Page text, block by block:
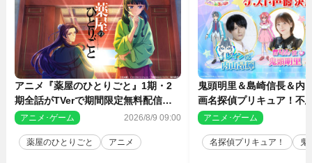
アニメ『薬屋のひとりごと』1期・2
期全話がTVerで期間限定無料配信決
定アニメ･ゲーム 2026/8/9 09:00
薬屋のひとりごと アニメ
鬼頭明里＆島崎信長＆内
画名探偵プリキュア！不
人の秘密』ゲスト声優に
アニメ･ゲーム
名探偵プリキュア！ 鬼